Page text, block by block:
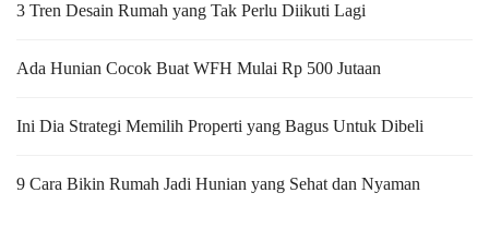
3 Tren Desain Rumah yang Tak Perlu Diikuti Lagi
Ada Hunian Cocok Buat WFH Mulai Rp 500 Jutaan
Ini Dia Strategi Memilih Properti yang Bagus Untuk Dibeli
9 Cara Bikin Rumah Jadi Hunian yang Sehat dan Nyaman